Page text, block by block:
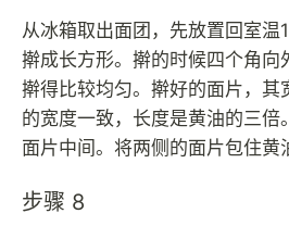
从冰箱取出面团，先放置回室温
擀成长方形。擀的时候四个角向
擀得比较均匀。擀好的面片，其
的宽度一致，长度是黄油的三倍
面片中间。将两侧的面片包住黄
步骤 8